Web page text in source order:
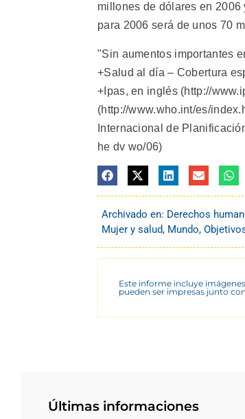
millones de dólares en
para 2006 será de unos 70
"Sin aumentos importantes
+Salud al día – Cobertura
+Ipas, en inglés (http://
(http://www.who.int/es/
Internacional de
he dv wo/06)
Archivado en: Derechos
Mujer y salud, Mundo,
Este informe incluye
pueden ser impresas junto
Últimas informaciones